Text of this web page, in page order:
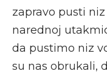
zapravo pusti
narednoj
da pustimo niz
su nas obrukali,